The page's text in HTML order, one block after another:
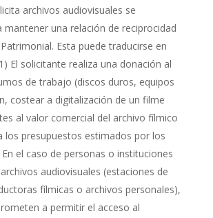
archivos audiovisuales se
una relación de reciprocidad
Esta puede traducirse en
El solicitante realiza una donación al
de trabajo (discos duros, equipos
costear a digitalización de un filme
al valor comercial del archivo fílmico
los presupuestos estimados por los
el caso de personas o instituciones
audiovisuales (estaciones de
fílmicas o archivos personales),
a permitir el acceso al